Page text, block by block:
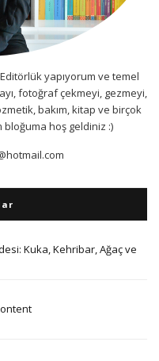
yapıyorum ve temel
fotoğraf çekmeyi, gezmeyi,
bakım, kitap ve birçok
bloğuma hoş geldiniz :)
Kuka, Kehribar, Ağaç ve